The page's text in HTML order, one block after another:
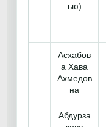
ью)
Асхабов
а Хава
Ахмедов
на
Абдурза